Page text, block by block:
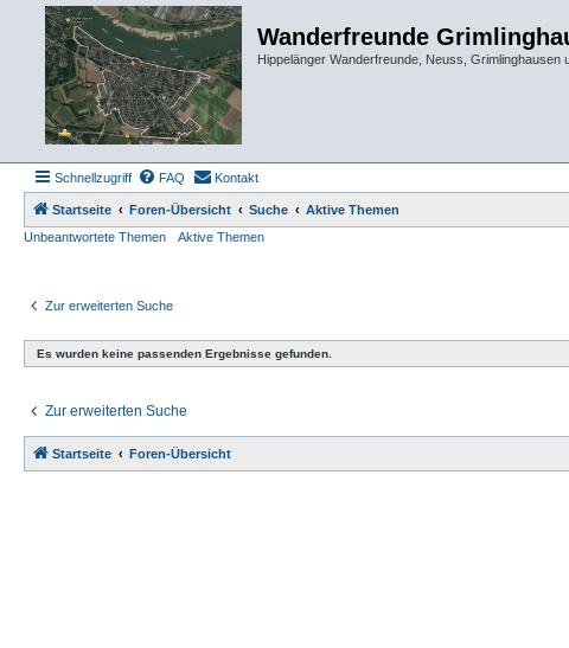
Wanderfreunde
Hippelänger Wanderfreunde, Neuss, Grimlinghausen
Schnellzugriff FAQ Kontakt
Startseite Foren-Übersicht Suche
Aktive Themen
Unbeantwortete Themen
Aktive Themen
Zur erweiterten Suche
Es wurden keine passenden Ergebnisse gefunden.
Zur erweiterten Suche
Startseite Foren-Übersicht